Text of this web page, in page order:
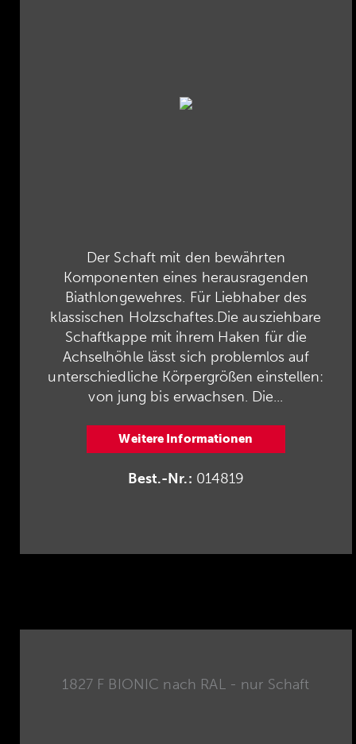
Der Schaft mit den bewährten
Komponenten eines herausragenden
Biathlongewehres. Für Liebhaber des
klassischen Holzschaftes.Die ausziehbare
Schaftkappe mit ihrem Haken für die
Achselhöhle lässt sich problemlos auf
unterschiedliche Körpergrößen einstellen:
von jung bis erwachsen. Die...
Weitere Informationen
Best.-Nr.: 014819
1827 F BIONIC nach RAL - nur Schaft